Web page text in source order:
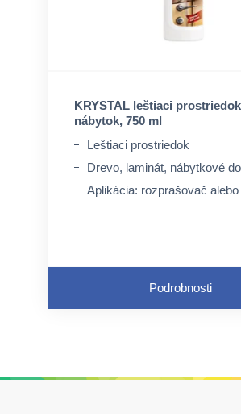
KRYSTAL leštiaci
nábytok, 750 ml
Leštiaci prostriedok
Drevo, laminát, nábytkové
Aplikácia: rozprašovač
Podrobnosti